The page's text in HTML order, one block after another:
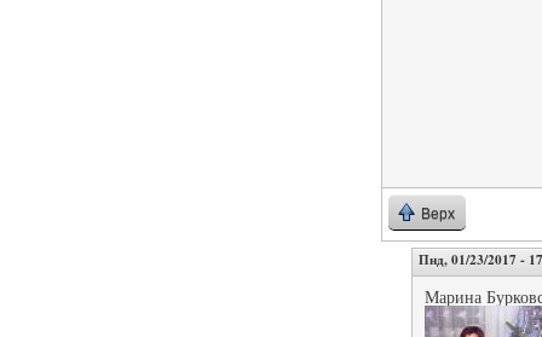
Верх
Пнд, 01/23/2017 -
Марина